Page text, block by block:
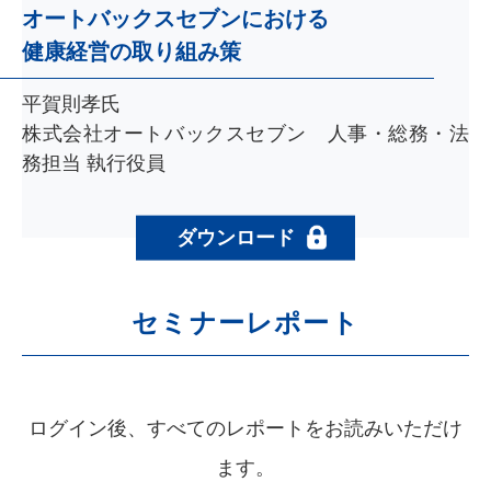
オートバックスセブンにおける
健康経営の取り組み策
平賀則孝氏
株式会社オートバックスセブン 人事・総務・法
務担当 執行役員
ダウンロード
セミナーレポート
ログイン後、すべてのレポートをお読みいただけ
ます。